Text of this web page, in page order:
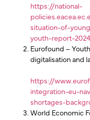
https://national-
situation-of-
youth-report-2024
Eurofound –
digitalisation and
https://
integration-eu-
shortages-
World Economic